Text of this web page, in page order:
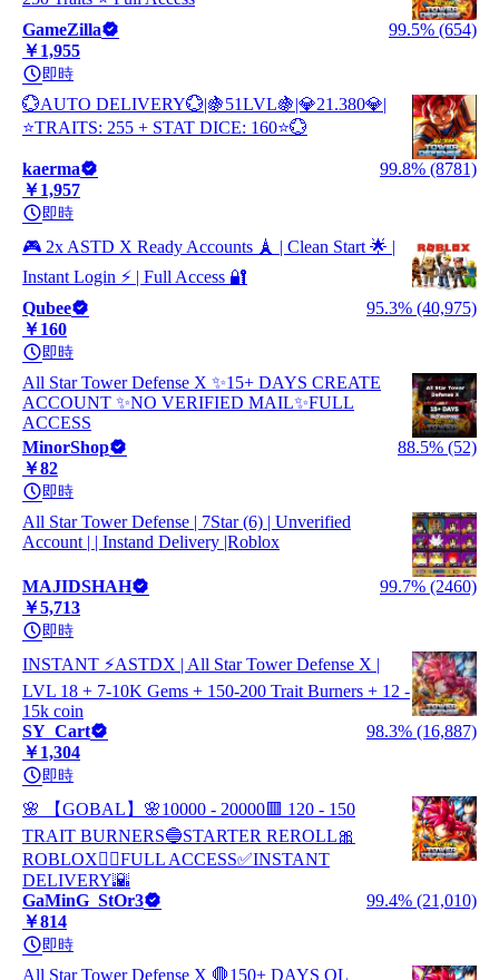
GameZilla
99.5% (654)
￥1,955
即時
💮AUTO DELIVERY💮|🍇51LVL🍇|💎21.380💎|
⭐TRAITS: 255 + STAT DICE: 160⭐💮
kaerma
99.8% (8781)
￥1,957
即時
🎮 2x ASTD X Ready Accounts 🗼 | Clean Start 🌟 |
Instant Login ⚡ | Full Access 🔐
Qubee
95.3% (40,975)
￥160
即時
All Star Tower Defense X ✨15+ DAYS CREATE
ACCOUNT ✨NO VERIFIED MAIL✨FULL
ACCESS
MinorShop
88.5% (52)
￥82
即時
All Star Tower Defense | 7Star (6) | Unverified
Account | | Instand Delivery |Roblox
MAJIDSHAH
99.7% (2460)
￥5,713
即時
INSTANT ⚡ASTDX | All Star Tower Defense X |
LVL 18 + 7-10K Gems + 150-200 Trait Burners + 12 -
15k coin
SY_Cart
98.3% (16,887)
￥1,304
即時
🌸 【GOBAL】🌸10000 - 20000🟥 120 - 150
TRAIT BURNERS🔵STARTER REROLL🎀
ROBLOX✋🏼FULL ACCESS✅INSTANT
DELIVERY🌇
GaMinG_StOr3
99.4% (21,010)
￥814
即時
All Star Tower Defense X 🛑150+ DAYS OL